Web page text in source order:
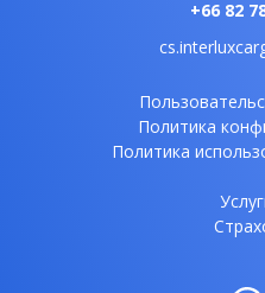
+66 82
Политика
Политика